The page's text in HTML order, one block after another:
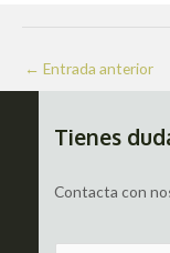
Navegación
de
← Entrada anterior
Tienes
Contacta con